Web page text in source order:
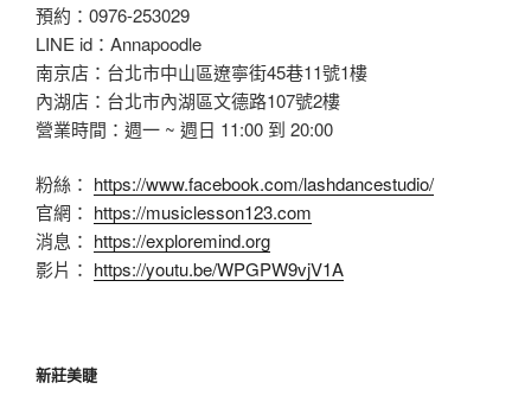
預約：0976-253029
LINE id：Annapoodle
南京店：台北市中山區遼寧街45巷11號1樓
內湖店：台北市內湖區文德路107號2樓
營業時間：週一 ~ 週日 11:00 到 20:00
粉絲： https://www.facebook.com/lashdancestudio/
官網： https://musiclesson123.com
消息： https://exploremind.org
影片： https://youtu.be/WPGPW9vjV1A
新莊美睫